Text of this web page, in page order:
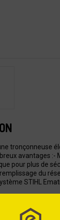
tronçonneuse
avantages :-
pour plus de
du
STIHL